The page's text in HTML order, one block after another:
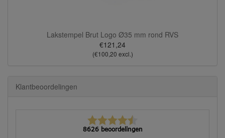
Lakstempel Brut Logo Ø35 mm rond RVS
€121,24
(€100,20 excl.)
Klantbeoordelingen
8626 beoordelingen